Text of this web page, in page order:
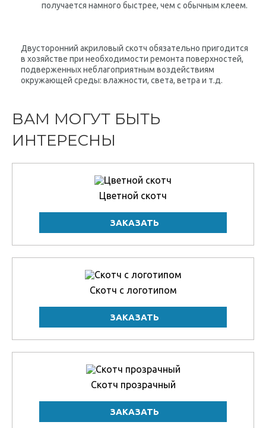
получается намного быстрее, чем с обычным клеем.
Двусторонний акриловый скотч обязательно пригодится
в хозяйстве при необходимости ремонта поверхностей,
подверженных неблагоприятным воздействиям
окружающей среды: влажности, света, ветра и т.д.
ВАМ МОГУТ БЫТЬ
ИНТЕРЕСНЫ
Цветной скотч
Скотч с логотипом
Скотч прозрачный